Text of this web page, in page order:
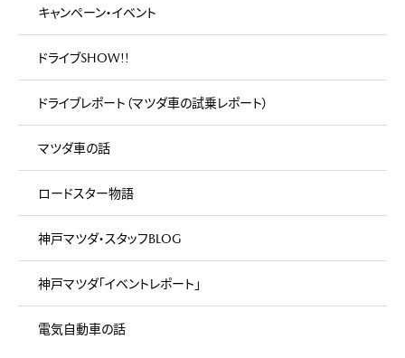
キャンペーン・イベント
ドライブSHOW!!
ドライブレポート（マツダ車の試乗レポート）
マツダ車の話
ロードスター物語
神戸マツダ・スタッフBLOG
神戸マツダ「イベントレポート」
電気自動車の話